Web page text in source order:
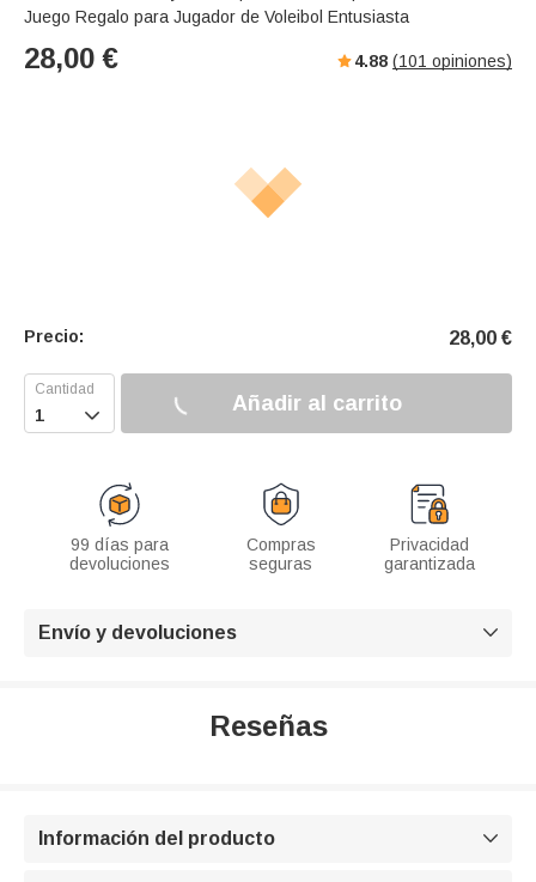
Juego Regalo para Jugador de Voleibol Entusiasta
28,00 € 4.88 (101 opiniones)
Precio: 28,00 €
 Añadir al carrito
99 días para
devoluciones
Compras
seguras
Privacidad
garantizada
Envío y devoluciones 
Reseñas
Información del producto 